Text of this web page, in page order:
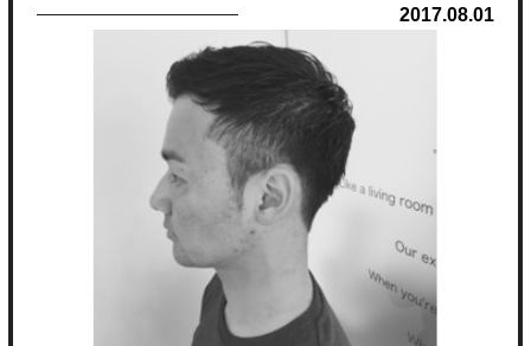
す。
お客様により快適にホームページを使っていただけるように、
情報を整理し、分かりやすく見やすいレイアウトにしました。
尚、今回はパソコンだけではなくスマートフォンからの表示も見やすく
是非こちらもご利用ください。
2017.08.01